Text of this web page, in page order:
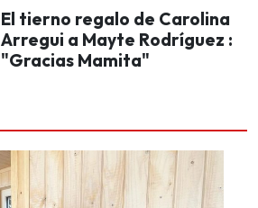
El tierno regalo de Carolina
Arregui a Mayte Rodríguez :
"Gracias Mamita"